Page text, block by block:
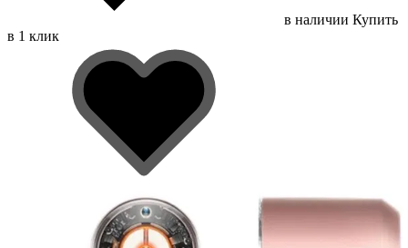
в наличии Купить
в 1 клик